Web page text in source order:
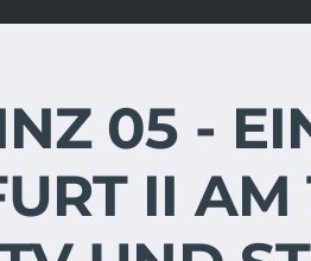
05 -
II AM